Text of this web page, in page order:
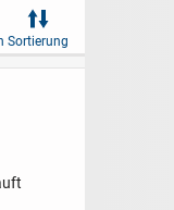
Sortierung